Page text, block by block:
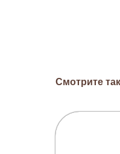
Смотрите